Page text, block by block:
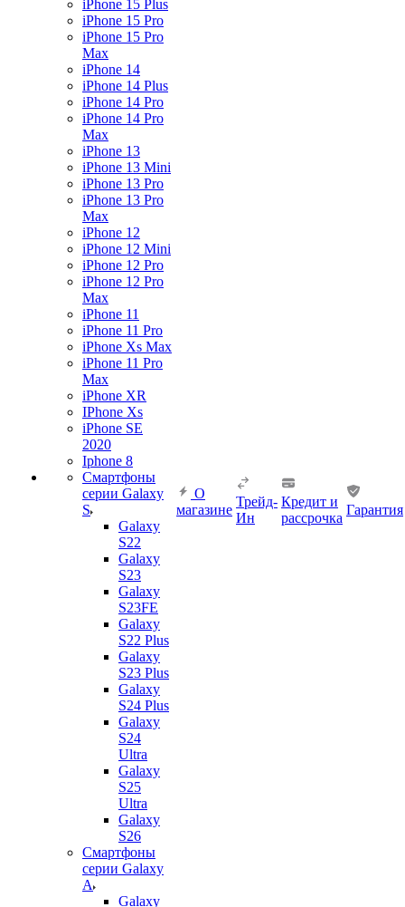
iPhone 15 Plus
iPhone 15 Pro
iPhone 15 Pro
Max
iPhone 14
iPhone 14 Plus
iPhone 14 Pro
iPhone 14 Pro
Max
iPhone 13
iPhone 13 Mini
iPhone 13 Pro
iPhone 13 Pro
Max
iPhone 12
iPhone 12 Mini
iPhone 12 Pro
iPhone 12 Pro
Max
iPhone 11
iPhone 11 Pro
iPhone Xs Max
iPhone 11 Pro
Max
iPhone XR
IPhone Xs
iPhone SE
2020
Iphone 8
Смартфоны
серии Galaxy
S
Galaxy
S22
Galaxy
S23
Galaxy
S23FE
Galaxy
S22 Plus
Galaxy
S23 Plus
Galaxy
S24 Plus
Galaxy
S24
Ultra
Galaxy
S25
Ultra
Galaxy
S26
Смартфоны
серии Galaxy
A
Galaxy
О
магазине
Трейд-
Ин
Кредит и
рассрочка
Гарантия